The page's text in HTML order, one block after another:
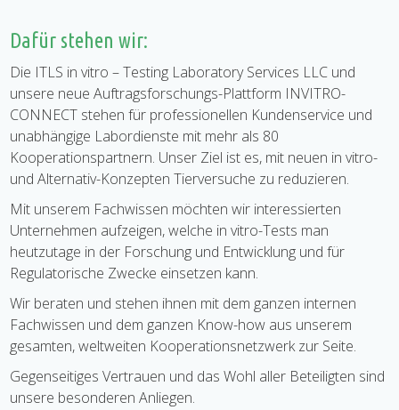
Dafür stehen wir:
Die ITLS in vitro – Testing Laboratory Services LLC und
unsere neue Auftragsforschungs-Plattform INVITRO-
CONNECT stehen für professionellen Kundenservice und
unabhängige Labordienste mit mehr als 80
Kooperationspartnern. Unser Ziel ist es, mit neuen in vitro-
und Alternativ-Konzepten Tierversuche zu reduzieren.
Mit unserem Fachwissen möchten wir interessierten
Unternehmen aufzeigen, welche in vitro-Tests man
heutzutage in der Forschung und Entwicklung und für
Regulatorische Zwecke einsetzen kann.
Wir beraten und stehen ihnen mit dem ganzen internen
Fachwissen und dem ganzen Know-how aus unserem
gesamten, weltweiten Kooperationsnetzwerk zur Seite.
Gegenseitiges Vertrauen und das Wohl aller Beteiligten sind
unsere besonderen Anliegen.